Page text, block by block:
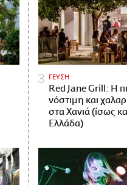
ΓΕΥΣΗ
Red Jane Grill: Η
νόστιμη και
στα Χανιά (ίσως
Ελλάδα)